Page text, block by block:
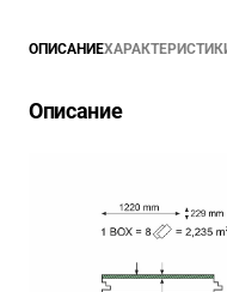
Планка SPC из
ОПИСАНИЕ
Описание